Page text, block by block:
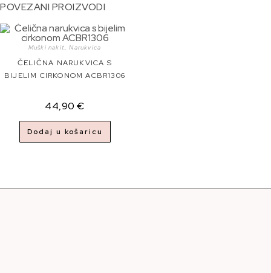
POVEZANI PROIZVODI
Muški nakit,Narukvica
ČELIČNA NARUKVICA S
BIJELIM CIRKONOM ACBR1306
44,90€
Dodaj u košaricu